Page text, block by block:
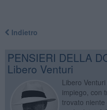
Indietro
PENSIERI DELLA
Libero Venturi
Libero
impiego, con
trovato